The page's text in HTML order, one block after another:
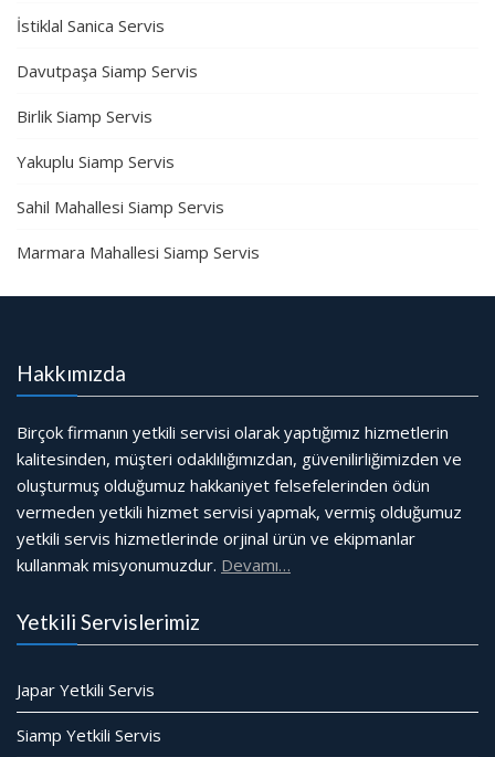
İstiklal Sanica Servis
Davutpaşa Siamp Servis
Birlik Siamp Servis
Yakuplu Siamp Servis
Sahil Mahallesi Siamp Servis
Marmara Mahallesi Siamp Servis
Hakkımızda
Birçok firmanın yetkili servisi olarak yaptığımız hizmetlerin
kalitesinden, müşteri odaklılığımızdan, güvenilirliğimizden ve
oluşturmuş olduğumuz hakkaniyet felsefelerinden ödün
vermeden yetkili hizmet servisi yapmak, vermiş olduğumuz
yetkili servis hizmetlerinde orjinal ürün ve ekipmanlar
kullanmak misyonumuzdur. Devamı…
Yetkili Servislerimiz
Japar Yetkili Servis
Siamp Yetkili Servis